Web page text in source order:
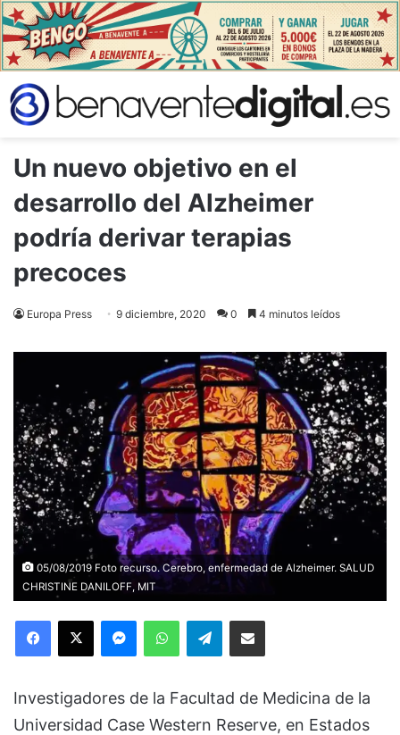
Un nuevo objetivo en el
desarrollo del Alzheimer
podría derivar terapias
precoces
Europa Press 9 diciembre, 2020 0 4 minutos leídos
05/08/2019 Foto recurso. Cerebro, enfermedad de Alzheimer. SALUD
CHRISTINE DANILOFF, MIT
Facebook
X MessengerWhatsAppTelegramCompartir via Email
Investigadores de la Facultad de Medicina de la
Universidad Case Western Reserve, en Estados